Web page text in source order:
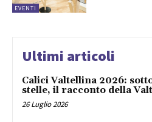
EVENTI
Ultimi articoli
Calici Valtellina 2026:
stelle, il racconto della
26 Luglio 2026